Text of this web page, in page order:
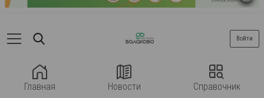
Главная Новости Справочник
Войти